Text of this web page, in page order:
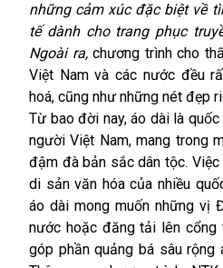
những cảm xúc đặc biệt về
tế dành cho trang phục
Ngoài ra, chương trình cho
Việt Nam và các nước đều
hoá, cũng như những nét đẹp
Từ bao đời nay, áo dài là
người Việt Nam, mang trong
đậm đà bản sắc dân tộc.
di sản văn hóa của nhiều
áo dài mong muốn những
nước hoặc đăng tải lên cổng
góp phần quảng bá sâu rộng